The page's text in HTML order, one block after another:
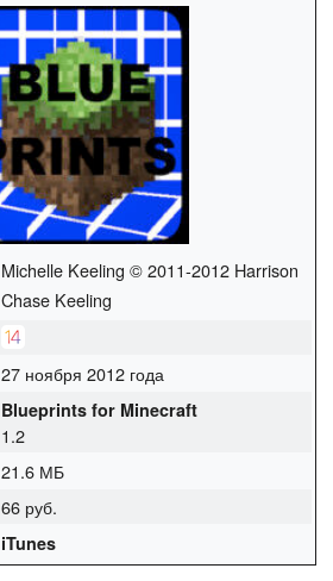
Michelle Keeling © 2011-2012 Harrison
Chase Keeling
27 ноября 2012 года
Blueprints for Minecraft
1.2
21.6 МБ
66 руб.
iTunes